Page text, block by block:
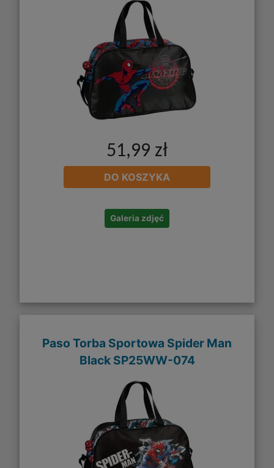
51,99 zł
DO KOSZYKA
Galeria zdjęć
Paso Torba Sportowa Spider Man
Black SP25WW-074